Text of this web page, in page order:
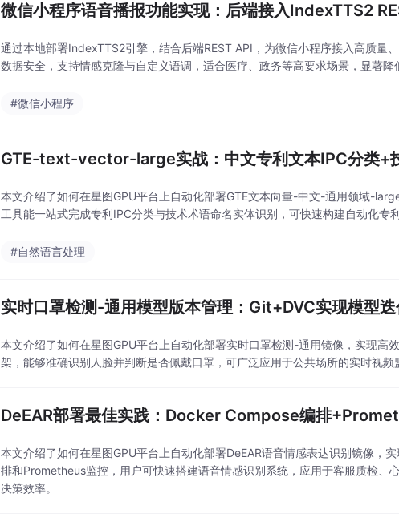
微信小程序语音播报功能实现：后端接入IndexTTS2
通过本地部署IndexTTS2引擎，结合后端REST API，为微信小程序接入高质量
数据安全，支持情感克隆与自定义语调，适合医疗、政务等高要求场景，显著降
#微信小程序
GTE-text-vector-large实战：中文专利文本IPC分类+
本文介绍了如何在星图GPU平台上自动化部署GTE文本向量-中文-通用领域-
工具能一站式完成专利IPC分类与技术术语命名实体识别，可快速构建自动化专
#自然语言处理
实时口罩检测-通用模型版本管理：Git+DVC实现模型
本文介绍了如何在星图GPU平台上自动化部署实时口罩检测-通用镜像，实现高
架，能够准确识别人脸并判断是否佩戴口罩，可广泛应用于公共场所的实时视频
DeEAR部署最佳实践：Docker Compose编排
本文介绍了如何在星图GPU平台上自动化部署DeEAR语音情感表达识别镜像，
排和Prometheus监控，用户可快速搭建语音情感识别系统，应用于客服质检、
决策效率。